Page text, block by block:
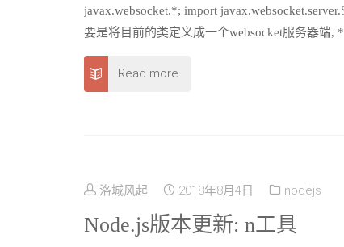
javax.websocket.*; import
要是将目前的类定义成一个websocket服务器端,
Read more
洛城风起 2018年8月4日 nodejs
Node.js版本更新: n工具